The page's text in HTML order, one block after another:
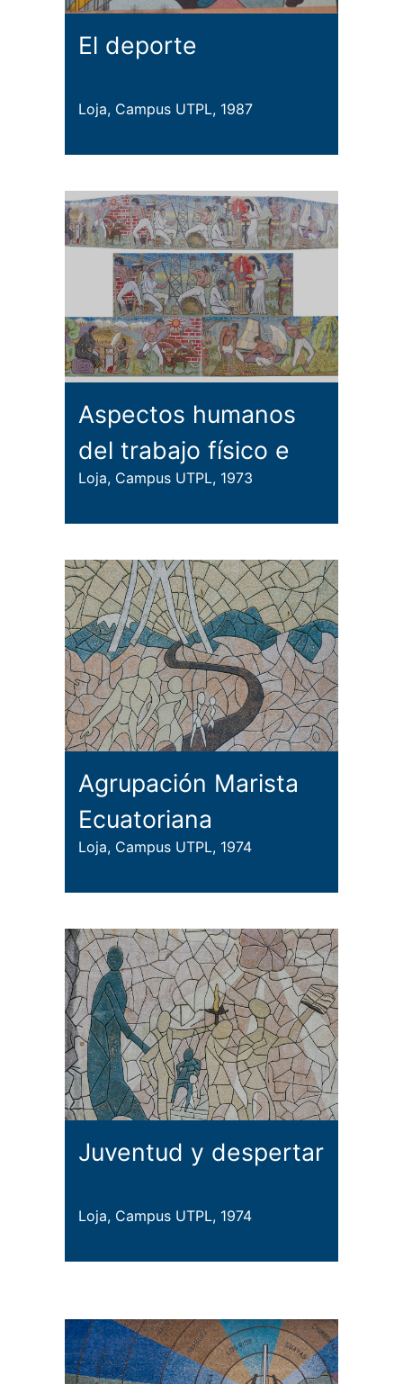
El deporte
Loja, Campus UTPL, 1987
Aspectos humanos
del trabajo físico e
intelectual
Loja, Campus UTPL, 1973
Agrupación Marista
Ecuatoriana
Loja, Campus UTPL, 1974
Juventud y despertar
Loja, Campus UTPL, 1974